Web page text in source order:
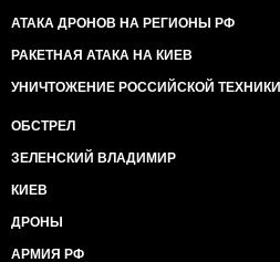
АТАКА ДРОНОВ НА РЕГИОНЫ РФ
РАКЕТНАЯ АТАКА НА КИЕВ
УНИЧТОЖЕНИЕ РОССИЙСКОЙ ТЕХНИКИ
ОБСТРЕЛ
ЗЕЛЕНСКИЙ ВЛАДИМИР
КИЕВ
ДРОНЫ
АРМИЯ РФ